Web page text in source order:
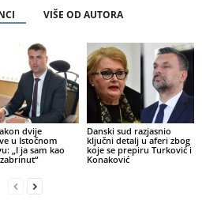
VIŠE OD AUTORA
dvije
u Istočnom
„I ja sam kao
Danski sud razjasnio
ključni detalj u aferi zbog
koje se prepiru Turković i
Konaković